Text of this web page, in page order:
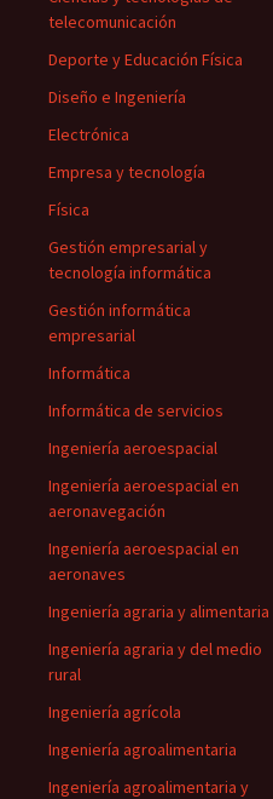
telecomunicación
Deporte y Educación Física
Diseño e Ingeniería
Electrónica
Empresa y tecnología
Física
Gestión empresarial y
tecnología informática
Gestión informática
empresarial
Informática
Informática de servicios
Ingeniería aeroespacial
Ingeniería aeroespacial en
aeronavegación
Ingeniería aeroespacial en
aeronaves
Ingeniería agraria y alimentaria
Ingeniería agraria y del medio
rural
Ingeniería agrícola
Ingeniería agroalimentaria
Ingeniería agroalimentaria y